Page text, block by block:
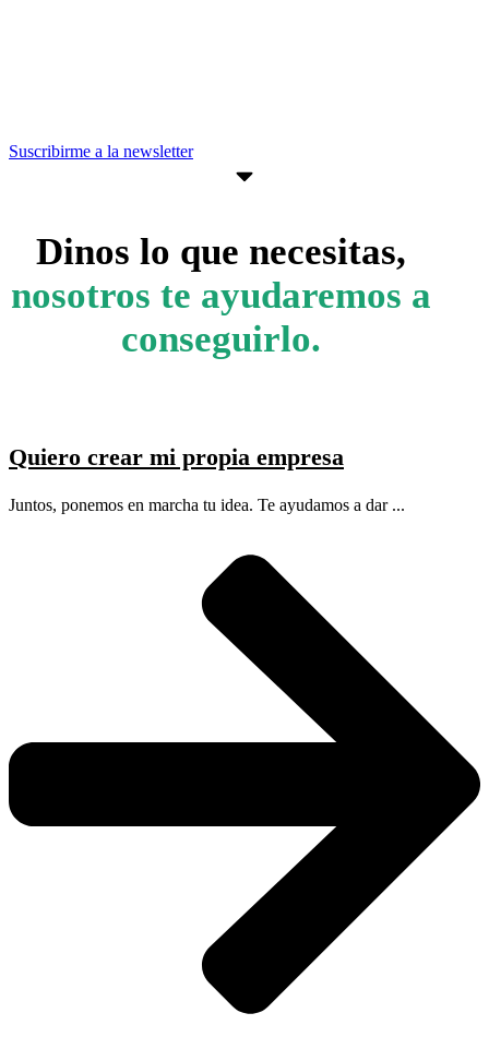
Suscribirme a la newsletter
Dinos lo que necesitas,
nosotros te ayudaremos a
conseguirlo.
Quiero crear mi propia empresa
Juntos, ponemos en marcha tu idea. Te ayudamos a dar ...